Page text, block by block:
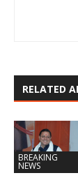
RELATED
BREAKING
NEWS